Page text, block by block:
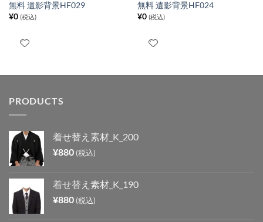
無料 遺影背景HF029
¥0 (税込)
無料 遺影背景HF024
¥0 (税込)
PRODUCTS
着せ替え素材_K_200
¥880 (税込)
着せ替え素材_K_190
¥880 (税込)